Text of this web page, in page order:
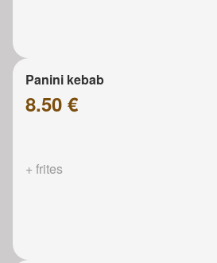
Panini kebab
8.50 €
+ frites